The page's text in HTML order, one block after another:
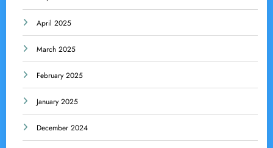
April 2025
March 2025
February 2025
January 2025
December 2024